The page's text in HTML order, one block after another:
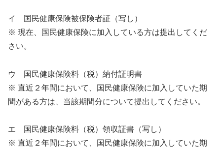
イ 国民健康保険被保険者証（写し）
※ 現在、国民健康保険に加入している方は提出してくだ
さい。
ウ 国民健康保険料（税）納付証明書
※ 直近２年間において、国民健康保険に加入していた期
間がある方は、当該期間分について提出してください。
エ 国民健康保険料（税）領収証書（写し）
※ 直近２年間において、国民健康保険に加入していた期